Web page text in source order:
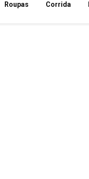
Roupas Corrida